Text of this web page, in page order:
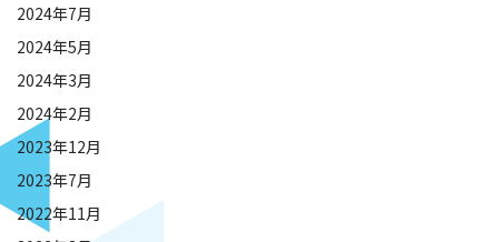
2024年7月
2024年5月
2024年3月
2024年2月
2023年12月
2023年7月
2022年11月